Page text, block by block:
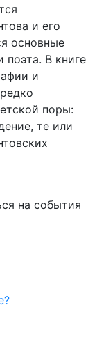
и его
основные
поэта. В книге
и
поры:
те или
на события